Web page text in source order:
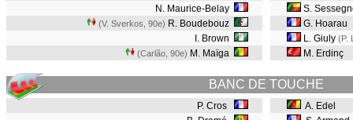
N. Maurice-Belay
(V. Sverkos, 90e) R. Boudebouz
I. Brown
(Carlão, 90e) M. Maïga
S.
G. Hoarau
L. Giuly (P.
M. Erdinç
BANC DE TOUCHE
P. Cros
A. Edel